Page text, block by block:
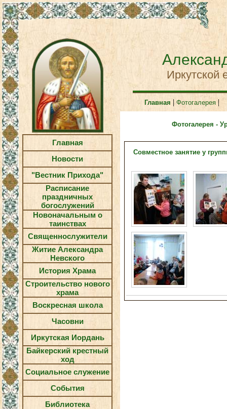
Главная
Новости
"Вестник Прихода"
Расписание
праздничных
богослужений
Новоначальным о
таинствах
Священнослужители
Житие Александра
Невского
История Храма
Строительство нового
храма
Воскресная школа
Часовни
Иркутская Иордань
Байкерский крестный
ход
Социальное служение
События
Библиотека
Иркутской
Главная | Фотогалерея |
Фотогалерея -
Совместное занятие у